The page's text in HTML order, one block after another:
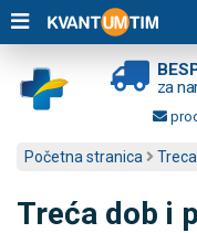
za
Početna stranica
Treća dob i